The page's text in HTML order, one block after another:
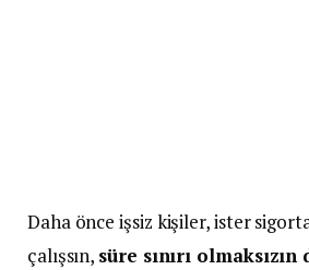
Daha önce işsiz kişiler, ister
çalışsın, süre sınırı